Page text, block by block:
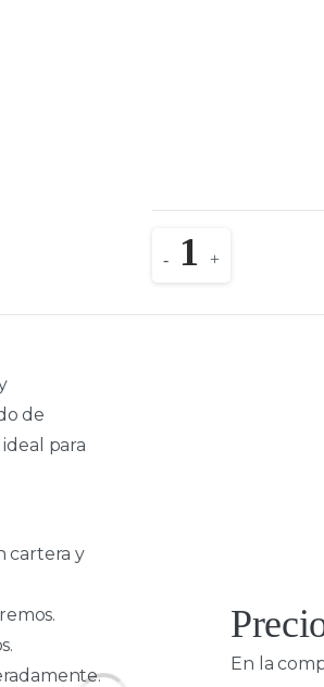
Quantity
- +
de
para
cartera y
En la